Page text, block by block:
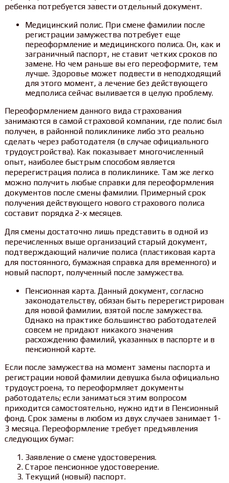
ребенка потребуется завести отдельный документ.
Медицинский полис. При смене фамилии после
регистрации замужества потребует еще
переоформление и медицинского полиса. Он, как и
заграничный паспорт, не ставит четких сроков по
замене. Но чем раньше вы его переоформите, тем
лучше. Здоровье может подвести в неподходящий
для этого момент, а лечение без действующего
медполиса сейчас выливается в целую проблему.
Переоформлением данного вида страхования
занимаются в самой страховой компании, где полис был
получен, в районной поликлинике либо это реально
сделать через работодателя (в случае официального
трудоустройства). Как показывает многочисленный
опыт, наиболее быстрым способом является
перерегистрация полиса в поликлинике. Там же легко
можно получить любые справки для переоформления
документов после смены фамилии. Примерный срок
получения действующего нового страхового полиса
составит порядка 2-х месяцев.
Для смены достаточно лишь представить в одной из
перечисленных выше организаций старый документ,
подтверждающий наличие полиса (пластиковая карта
для постоянного, бумажная справка для временного) и
новый паспорт, полученный после замужества.
Пенсионная карта. Данный документ, согласно
законодательству, обязан быть перерегистрирован
для новой фамилии, взятой после замужества.
Однако на практике большинство работодателей
совсем не придают никакого значения
расхождению фамилий, указанных в паспорте и в
пенсионной карте.
Если после замужества на момент замены паспорта и
регистрации новой фамилии девушка была официально
трудоустроена, то переоформляет документы
работодатель; если заниматься этим вопросом
приходится самостоятельно, нужно идти в Пенсионный
фонд. Срок замены в любом из двух случаев занимает 1-
3 месяца. Переоформление требует предъявления
следующих бумаг:
Заявление о смене удостоверения.
Старое пенсионное удостоверение.
Текущий (новый) паспорт.